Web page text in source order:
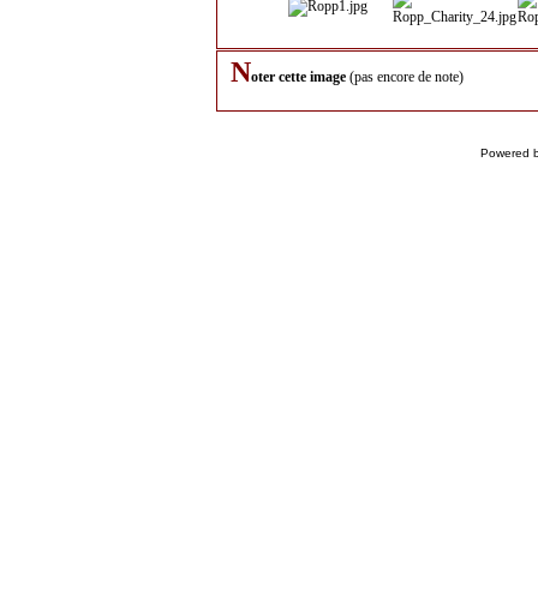
Noter cette image (pas encore de note)
Powered